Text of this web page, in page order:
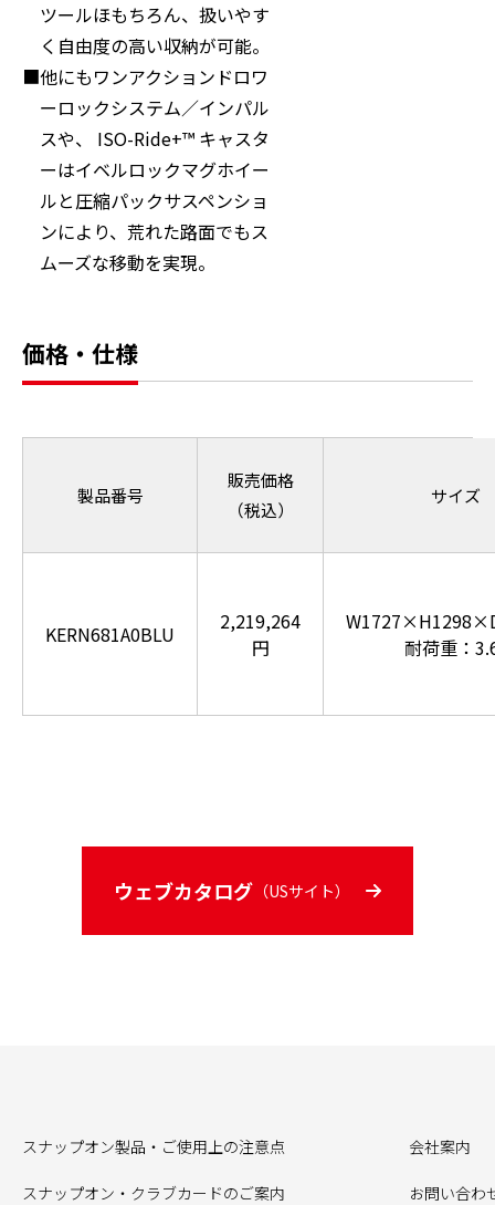
ツールほもちろん、扱いやす
く自由度の高い収納が可能。
他にもワンアクションドロワ
ーロックシステム／インパル
スや、 ISO-Ride+™ キャスタ
ーはイベルロックマグホイー
ルと圧縮パックサスペンショ
ンにより、荒れた路面でもス
ムーズな移動を実現。
価格・仕様
製品番号
販売価格
（税込）
サイズ
KERN681A0BLU
2,219,264
円
耐荷重：
ウェブカタログ （USサイト）
スナップオン製品・ご使用上の注意点
スナップオン・クラブカードのご案内
会社案内
お問い合わ